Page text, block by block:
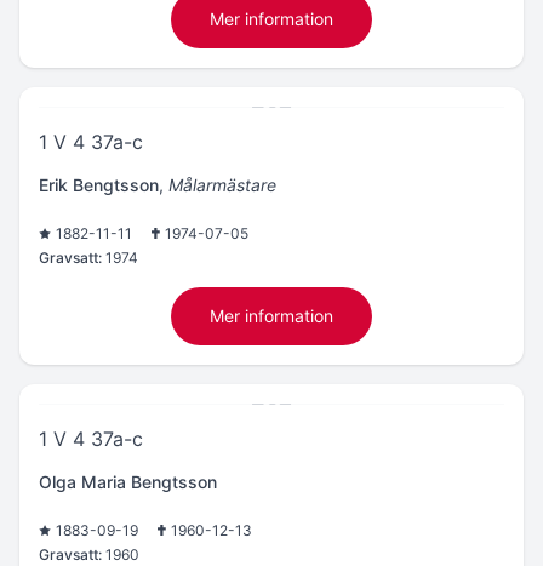
Mer information
1 V 4 37a-c
Erik Bengtsson, Målarmästare
1882-11-11
1974-07-05
Gravsatt: 1974
Mer information
1 V 4 37a-c
Olga Maria Bengtsson
1883-09-19
1960-12-13
Gravsatt: 1960